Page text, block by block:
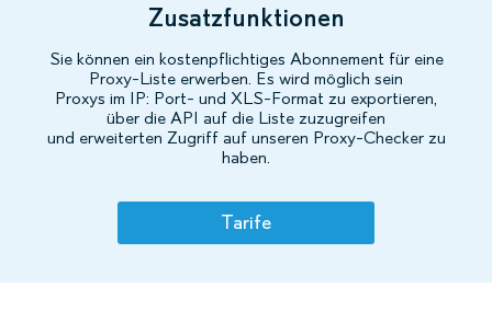
Zusatzfunktionen
Sie können ein kostenpflichtiges Abonnement für eine
Proxy-Liste erwerben. Es wird möglich sein
Proxys im IP: Port- und XLS-Format zu exportieren,
über die API auf die Liste zuzugreifen
und erweiterten Zugriff auf unseren Proxy-Checker zu
haben.
Tarife